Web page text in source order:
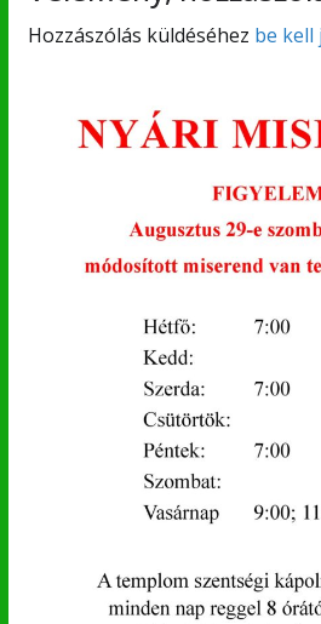
Hozzászólás küldéséhez be kell